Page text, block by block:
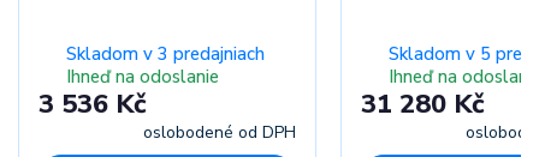
Skladom v 3 predajniach
Ihneď na odoslanie
3 536 Kč
oslobodené od DPH
Skladom v 5
Ihneď na
31 280 Kč